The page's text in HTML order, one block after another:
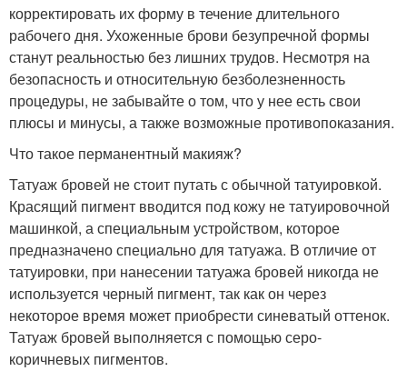
корректировать их форму в течение длительного
рабочего дня. Ухоженные брови безупречной формы
станут реальностью без лишних трудов. Несмотря на
безопасность и относительную безболезненность
процедуры, не забывайте о том, что у нее есть свои
плюсы и минусы, а также возможные противопоказания.
Что такое перманентный макияж?
Татуаж бровей не стоит путать с обычной татуировкой.
Красящий пигмент вводится под кожу не татуировочной
машинкой, а специальным устройством, которое
предназначено специально для татуажа. В отличие от
татуировки, при нанесении татуажа бровей никогда не
используется черный пигмент, так как он через
некоторое время может приобрести синеватый оттенок.
Татуаж бровей выполняется с помощью серо-
коричневых пигментов.